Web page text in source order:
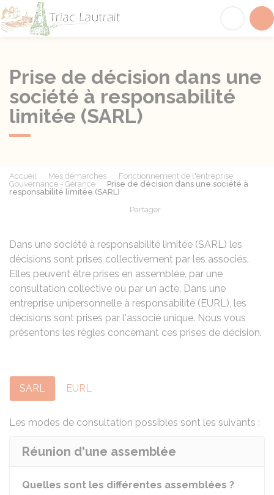
Prise de décision dans une
société à responsabilité
limitée (SARL)
Accueil Mes démarches
Fonctionnement de l'entreprise
Gouvernance - Gérance
Prise de décision dans une société à
responsabilité limitée (SARL)
Partager
Dans une société à responsabilité limitée (SARL) les
décisions sont prises collectivement par les associés.
Elles peuvent être prises en assemblée, par une
consultation collective ou par un acte. Dans une
entreprise unipersonnelle à responsabilité (EURL), les
décisions sont prises par l'associé unique. Nous vous
présentons les règles concernant ces prises de décision.
SARL EURL
Les modes de consultation possibles sont les suivants :
Réunion d'une assemblée
Quelles sont les différentes assemblées ?